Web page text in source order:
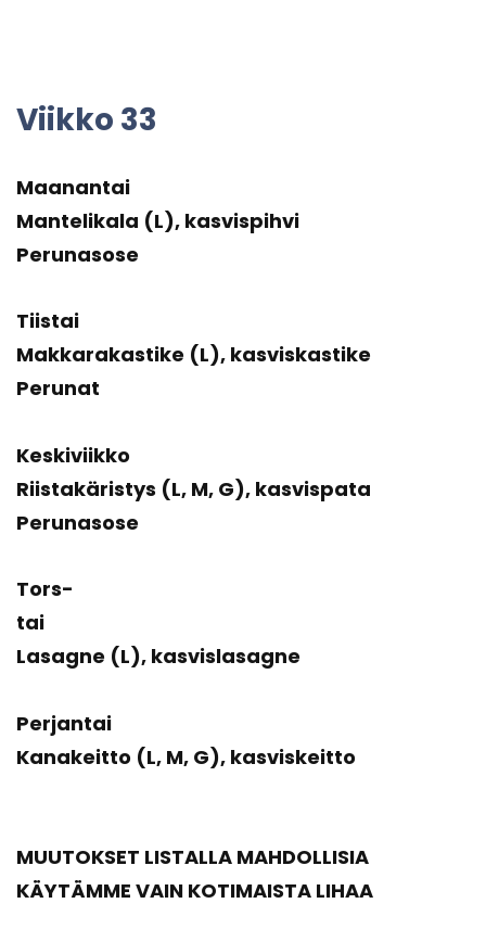
Viik­ko 33
Maa­nan­tai
Man­te­li­ka­la (L), kas­vis­pih­vi
Pe­ru­na­so­se
Tiis­tai
Mak­ka­ra­kas­ti­ke (L), kas­vis­kas­ti­ke
Pe­ru­nat
Kes­ki­viik­ko
Riis­ta­kä­ris­tys (L, M, G), kas­vis­pa­ta
Pe­ru­na­so­se
Tors­
tai
La­sag­ne (L), kas­vis­la­sag­ne
Per­jan­tai
Ka­na­keit­to (L, M, G), kas­vis­keit­to
MUU­TOK­SET LIS­TAL­LA MAH­DOL­LI­SIA
KÄY­TÄM­ME VAIN KO­TI­MAIS­TA LIHAA